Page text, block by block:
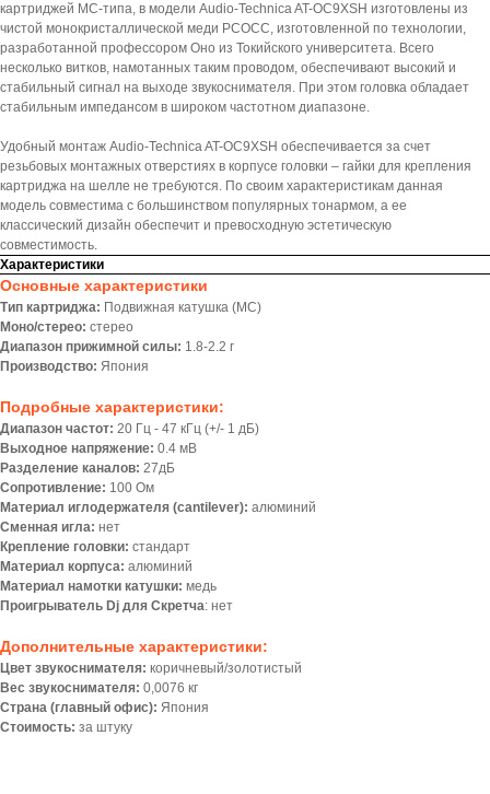
картриджей MC-типа, в модели Audio-Technica AT-OC9XSH изготовлены из
чистой монокристаллической меди PCOCC, изготовленной по технологии,
разработанной профессором Оно из Токийского университета. Всего
несколько витков, намотанных таким проводом, обеспечивают высокий и
стабильный сигнал на выходе звукоснимателя. При этом головка обладает
стабильным импедансом в широком частотном диапазоне.
Удобный монтаж Audio-Technica AT-OC9XSH обеспечивается за счет
резьбовых монтажных отверстиях в корпусе головки – гайки для крепления
картриджа на шелле не требуются. По своим характеристикам данная
модель совместима с большинством популярных тонармом, а ее
классический дизайн обеспечит и превосходную эстетическую
совместимость.
Характеристики
Основные характеристики
Тип картриджа: Подвижная катушка (MС)
Моно/стерео: стерео
Диапазон прижимной силы: 1.8-2.2 г
Производство: Япония
Подробные характеристики:
Диапазон частот: 20 Гц - 47 кГц (+/- 1 дБ)
Выходное напряжение: 0.4 мВ
Разделение каналов: 27дБ
Сопротивление: 100 Ом
Материал иглодержателя (cantilever): алюминий
Сменная игла: нет
Крепление головки: стандарт
Материал корпуса: алюминий
Материал намотки катушки: медь
Проигрыватель Dj для Скретча: нет
Дополнительные характеристики:
Цвет звукоснимателя: коричневый/золотистый
Вес звукоснимателя: 0,0076 кг
Страна (главный офис): Япония
Стоимость: за штуку